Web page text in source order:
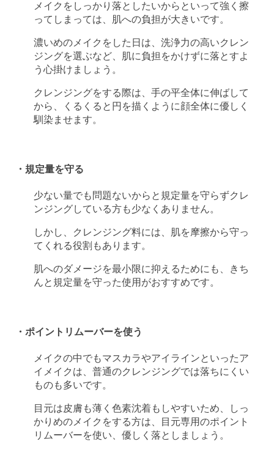
メイクをしっかり落としたいからといって強く擦
ってしまっては、肌への負担が大きいです。
濃いめのメイクをした日は、洗浄力の高いクレン
ジングを選ぶなど、肌に負担をかけずに落とすよ
う心掛けましょう。
クレンジングをする際は、手の平全体に伸ばして
から、くるくると円を描くように顔全体に優しく
馴染ませます。
・規定量を守る
少ない量でも問題ないからと規定量を守らずクレ
ンジングしている方も少なくありません。
しかし、クレンジング料には、肌を摩擦から守っ
てくれる役割もあります。
肌へのダメージを最小限に抑えるためにも、きち
んと規定量を守った使用がおすすめです。
・ポイントリムーバーを使う
メイクの中でもマスカラやアイラインといったア
イメイクは、普通のクレンジングでは落ちにくい
ものも多いです。
目元は皮膚も薄く色素沈着もしやすいため、しっ
かりめのメイクをする方は、目元専用のポイント
リムーバーを使い、優しく落としましょう。